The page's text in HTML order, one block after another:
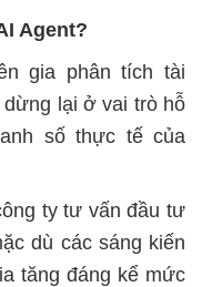
Agent?
gia phân tích tài
lại ở vai trò hỗ
số thực tế của
ty tư vấn đầu tư
dù các sáng kiến
tăng đáng kể mức